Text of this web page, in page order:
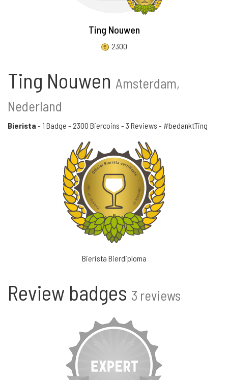
Ting Nouwen
2300
Ting Nouwen Amsterdam,
Nederland
Bierista - 1 Badge - 2300 Biercoins - 3 Reviews - #bedanktTing
Bierista Bierdiploma
Review badges 3 reviews